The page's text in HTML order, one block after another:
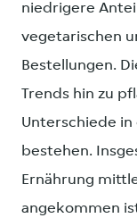
niedrigere
vegetarischen
Bestellungen.
Trends hin zu
Unterschiede
bestehen.
Ernährung
angekommen